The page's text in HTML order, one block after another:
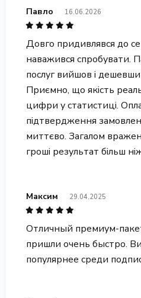
Павло 16.06.2026
Довго придивлявся до
наважився спробувати.
послуг вийшов і
Приємно, що якість
цифри у статистиці.
підтвердження
миттєво. Загалом
гроші результат більш
Максим 29.04.2025
Отличный премиум-
пришли очень быстро.
популярнее среди